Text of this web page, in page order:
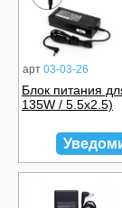
арт 03-03-26
Блок питания
135W / 5.5x2.5)